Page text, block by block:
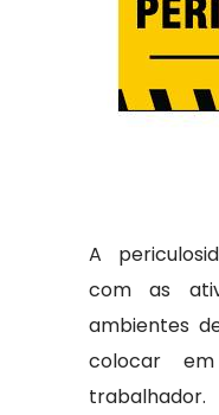
A
com as
ambientes
colocar